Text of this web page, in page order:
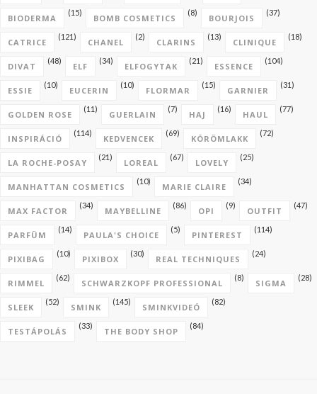
BIODERMA
(15)
BOMB COSMETICS
(8)
BOURJOIS
(37)
CATRICE
(121)
CHANEL
(2)
CLARINS
(13)
CLINIQUE
(18)
DIVAT
(48)
ELF
(34)
ELFOGYTAK
(21)
ESSENCE
(104)
ESSIE
(10)
EUCERIN
(10)
FLORMAR
(15)
GARNIER
(31)
GOLDEN ROSE
(11)
GUERLAIN
(7)
HAJ
(16)
HAUL
(77)
INSPIRÁCIÓ
(114)
KEDVENCEK
(69)
KÖRÖMLAKK
(72)
LA ROCHE-POSAY
(21)
LOREAL
(67)
LOVELY
(25)
MANHATTAN COSMETICS
(10)
MARIE CLAIRE
(34)
MAX FACTOR
(34)
MAYBELLINE
(86)
OPI
(9)
OUTFIT
(47)
PARFÜM
(14)
PAULA'S CHOICE
(5)
PINTEREST
(114)
PIXIBAG
(10)
PIXIBOX
(30)
REAL TECHNIQUES
(24)
RIMMEL
(62)
SCHWARZKOPF PROFESSIONAL
(8)
SIGMA
(28)
SLEEK
(52)
SMINK
(145)
SMINKVIDEÓ
(82)
TESTÁPOLÁS
(33)
THE BODY SHOP
(84)